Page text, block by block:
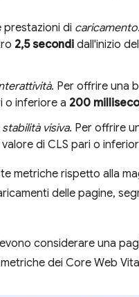
prestazioni di caricamento
2,5 secondi dall'inizio
. Per offrire una
o inferiore a 200
stabilità visiva. Per offrire
di CLS pari o
metriche rispetto alla
delle pagine,
considerare una
dei Core Web